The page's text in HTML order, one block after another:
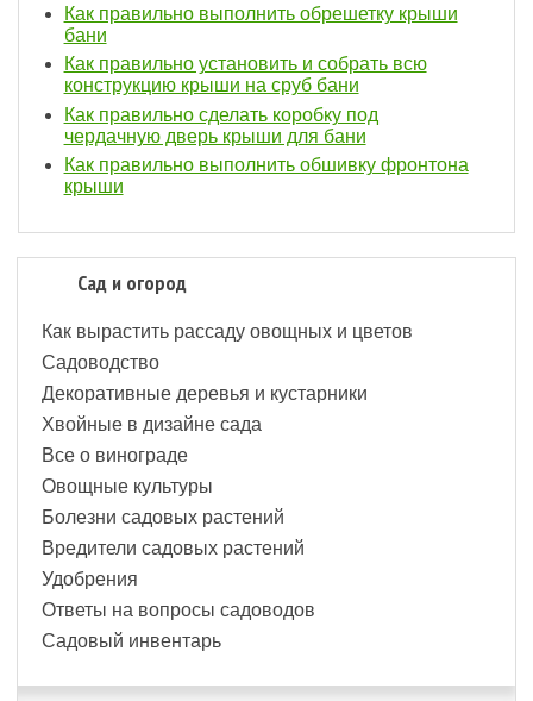
Как правильно выполнить обрешетку крыши
бани
Как правильно установить и собрать всю
конструкцию крыши на сруб бани
Как правильно сделать коробку под
чердачную дверь крыши для бани
Как правильно выполнить обшивку фронтона
крыши
Сад и огород
Как вырастить рассаду овощных и цветов
Садоводство
Декоративные деревья и кустарники
Хвойные в дизайне сада
Все о винограде
Овощные культуры
Болезни садовых растений
Вредители садовых растений
Удобрения
Ответы на вопросы садоводов
Садовый инвентарь